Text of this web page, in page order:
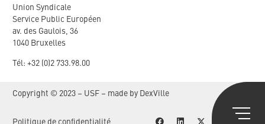
Union Syndicale
Service Public Européen
av. des Gaulois, 36
1040 Bruxelles
Tél: +32 (0)2 733.98.00
Copyright © 2023 – USF – made by DexVille
Politique de confidentialité